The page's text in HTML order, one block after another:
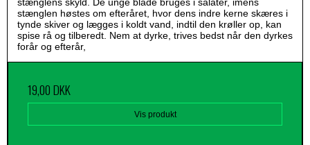
stænglens skyld. De unge blade bruges i salater, imens
stænglen høstes om efteråret, hvor dens indre kerne skæres i
tynde skiver og lægges i koldt vand, indtil den krøller op, kan
spise rå og tilberedt. Nem at dyrke, trives bedst når den dyrkes
forår og efterår,
19,00 DKK
Vis produkt